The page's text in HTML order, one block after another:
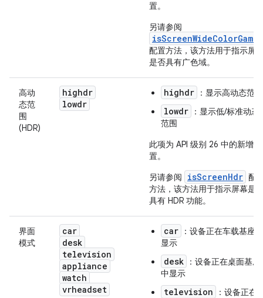
置。
另请参阅
isScreenWideColorGamut
配置方法，该方法用于指示屏
是否具有广色域。
高动
态范
围
(HDR)
highdr
lowdr
highdr ：显示高动态范围
lowdr
：显示低/标准动态
范围
此项为 API 级别 26 中的新增配
置。
另请参阅
isScreenHdr 配
方法，该方法用于指示屏幕是
具有 HDR 功能。
界面
模式
car
desk
television
appliance
watch
vrheadset
car
：设备正在车载基座中
显示
desk
：设备正在桌面基座
中显示
television
：设备正在